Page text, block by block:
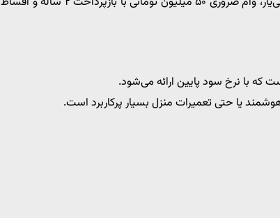
که با نرخ سود پایین ارائه می‌شود.
یا حتی تعمیرات منزل بسیار پرکاربرد است.